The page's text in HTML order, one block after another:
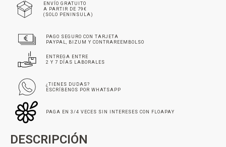
ENVÍO GRATUITO
A PARTIR DE 79€
(SOLO PENINSULA)
PAGO SEGURO CON TARJETA
PAYPAL, BIZUM Y CONTRAREEMBOLSO
ENTREGA ENTRE
2 Y 7 DÍAS LABORALES
¿TIENES DUDAS?
ESCRÍBENOS POR WHATSAPP
PAGA EN 3/4 VECES SIN INTERESES CON FLOAPAY
DESCRIPCIÓN